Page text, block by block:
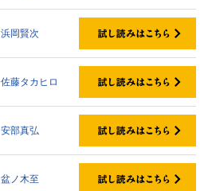
浜岡賢次
佐藤タカヒロ
安部真弘
盆ノ木至